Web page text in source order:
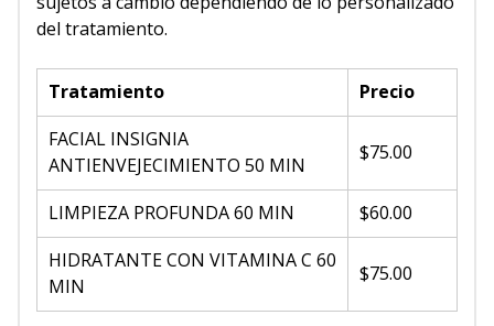
del tratamiento.
Tratamiento
Precio
FACIAL INSIGNIA
ANTIENVEJECIMIENTO 50 MIN
$75.00
LIMPIEZA PROFUNDA 60 MIN
$60.00
HIDRATANTE CON VITAMINA C 60
MIN
$75.00